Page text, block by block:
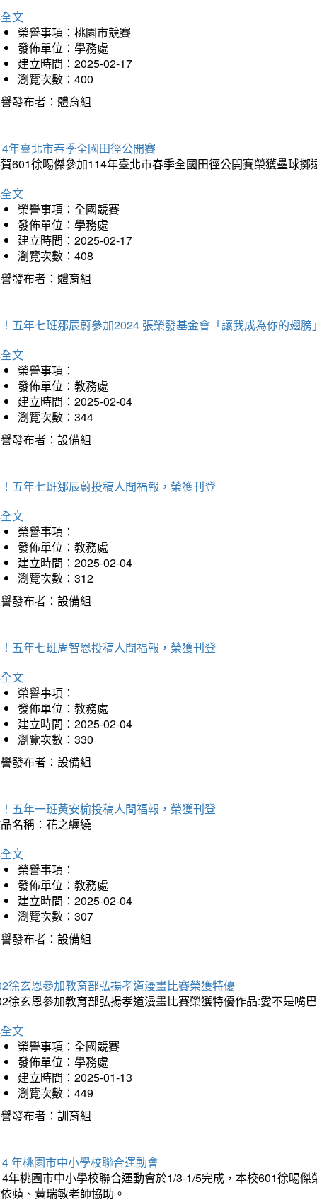
文
榮譽事項：桃園市競賽
發佈單位：學務處
建立時間：2025-02-17
瀏覽次數：400
發布者：體育組
年臺北市春季全國田徑公開賽
601徐晹傑參加114年臺北市春季全國田徑公開賽榮獲壘球擲
文
榮譽事項：全國競賽
發佈單位：學務處
建立時間：2025-02-17
瀏覽次數：408
發布者：體育組
五年七班鄒辰蔚參加2024 張榮發基金會「讓我成為你的翅
文
榮譽事項：
發佈單位：教務處
建立時間：2025-02-04
瀏覽次數：344
發布者：設備組
五年七班鄒辰蔚投稿人間福報，榮獲刊登
文
榮譽事項：
發佈單位：教務處
建立時間：2025-02-04
瀏覽次數：312
發布者：設備組
五年七班周智恩投稿人間福報，榮獲刊登
文
榮譽事項：
發佈單位：教務處
建立時間：2025-02-04
瀏覽次數：330
發布者：設備組
五年一班黃安榆投稿人間福報，榮獲刊登
名稱：花之纏繞
文
榮譽事項：
發佈單位：教務處
建立時間：2025-02-04
瀏覽次數：307
發布者：設備組
徐玄恩參加教育部弘揚孝道漫畫比賽榮獲特優
徐玄恩參加教育部弘揚孝道漫畫比賽榮獲特優作品:愛不是嘴
文
榮譽事項：全國競賽
發佈單位：學務處
建立時間：2025-01-13
瀏覽次數：449
發布者：訓育組
年桃園市中小學校聯合運動會
年桃園市中小學校聯合運動會於1/3-1/5完成，本校601徐晹
蘋、黃瑞敏老師協助。